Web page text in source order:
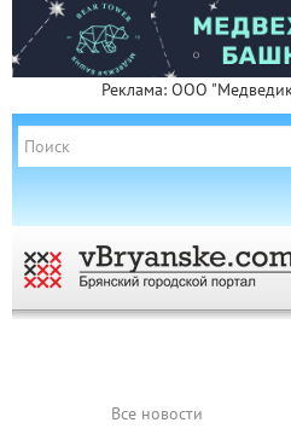
Реклама: ООО
Все новости